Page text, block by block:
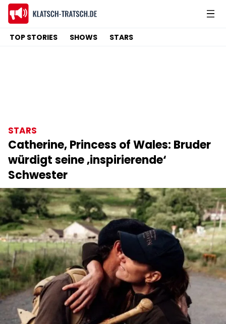
TOP STORIES SHOWS STARS
STARS
Catherine, Princess of Wales: Bruder
würdigt seine ‚inspirierende‘
Schwester